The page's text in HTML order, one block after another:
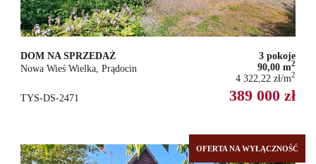
DOM NA SPRZEDAŻ
Nowa Wieś Wielka, Prądocin
3 pokoje
90,00 m2
4 322,22 zł/m2
TYS-DS-2471 389 000 zł
OFERTA NA WYŁĄCZNOŚĆ